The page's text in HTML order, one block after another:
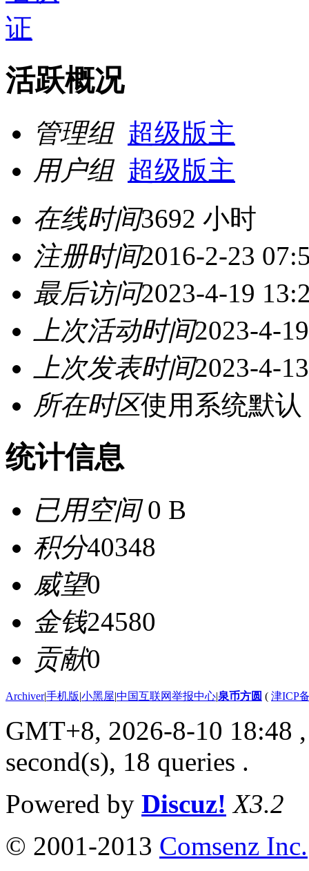
活跃概况
管理组 超级版主
用户组 超级版主
在线时间3692 小时
注册时间2016-2-23
最后访问2023-4-19
上次活动时间2023-4-
上次发表时间2023-4-
所在时区使用系统默认
统计信息
已用空间0 B
积分40348
威望0
金钱24580
贡献0
Archiver|手机版|小黑屋|中国互联网举报中心|泉币方圆 ( 津ICP
GMT+8, 2026-8-10 18:48
second(s), 18 queries .
Powered by Discuz! X3.2
© 2001-2013 Comsenz Inc.